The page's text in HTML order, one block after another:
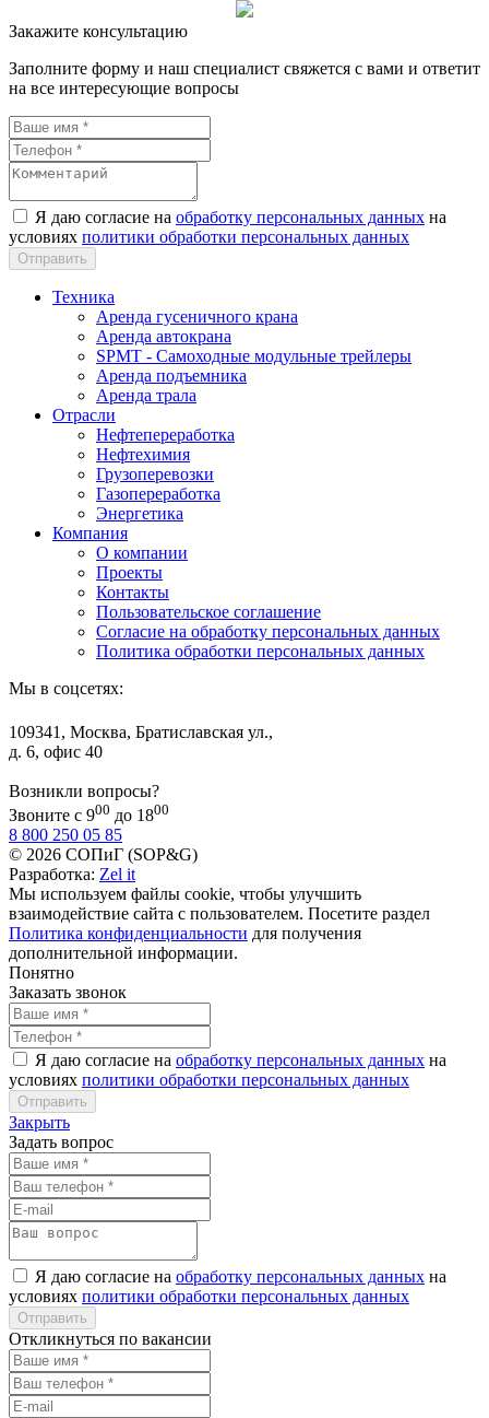
Закажите консультацию
Заполните форму и наш специалист свяжется с вами и ответит
на все интересующие вопросы
Я даю согласие на обработку персональных данных на
условиях политики обработки персональных данных
Техника
Аренда гусеничного крана
Аренда автокрана
SPMT - Самоходные модульные трейлеры
Аренда подъемника
Аренда трала
Отрасли
Нефтепереработка
Нефтехимия
Грузоперевозки
Газопереработка
Энергетика
Компания
О компании
Проекты
Контакты
Пользовательское соглашение
Согласие на обработку персональных данных
Политика обработки персональных данных
Мы в соцсетях:
109341, Москва, Братиславская ул.,
д. 6, офис 40
Возникли вопросы?
Звоните с 900 до 1800
8 800 250 05 85
© 2026 СОПиГ (SOP&G)
Разработка: Zel it
Мы используем файлы cookie, чтобы улучшить
взаимодействие сайта с пользователем. Посетите раздел
Политика конфиденциальности для получения
дополнительной информации.
Понятно
Заказать звонок
Я даю согласие на обработку персональных данных на
условиях политики обработки персональных данных
Закрыть
Задать вопрос
Я даю согласие на обработку персональных данных на
условиях политики обработки персональных данных
Откликнуться по вакансии